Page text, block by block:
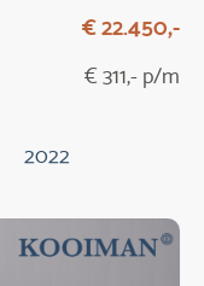
€ 22.450,-
€ 311,- p/m
2022